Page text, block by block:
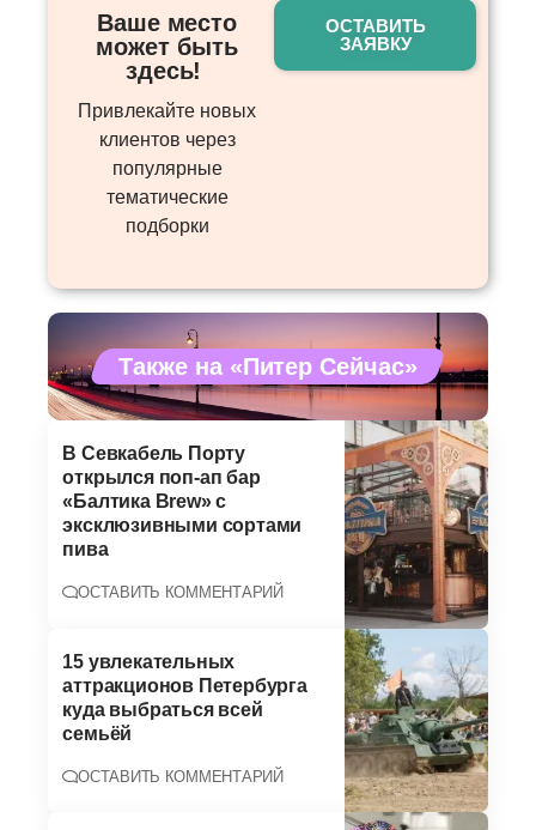
Ваше место
может быть
здесь! ​
Привлекайте новых
клиентов через
популярные
тематические
подборки
ОСТАВИТЬ
ЗАЯВКУ
Также на «Питер Сейчас»
В Севкабель Порту
открылся поп-ап бар
«Балтика Brew» с
эксклюзивными сортами
пива
ОСТАВИТЬ КОММЕНТАРИЙ
15 увлекательных
аттракционов Петербурга
куда выбраться всей
семьёй
ОСТАВИТЬ КОММЕНТАРИЙ